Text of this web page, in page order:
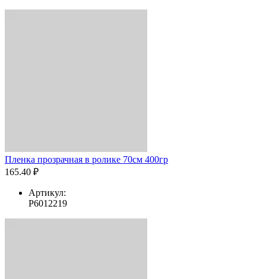
Пленка прозрачная в ролике 70см 400гр
165.40 ₽
Артикул:
Р6012219